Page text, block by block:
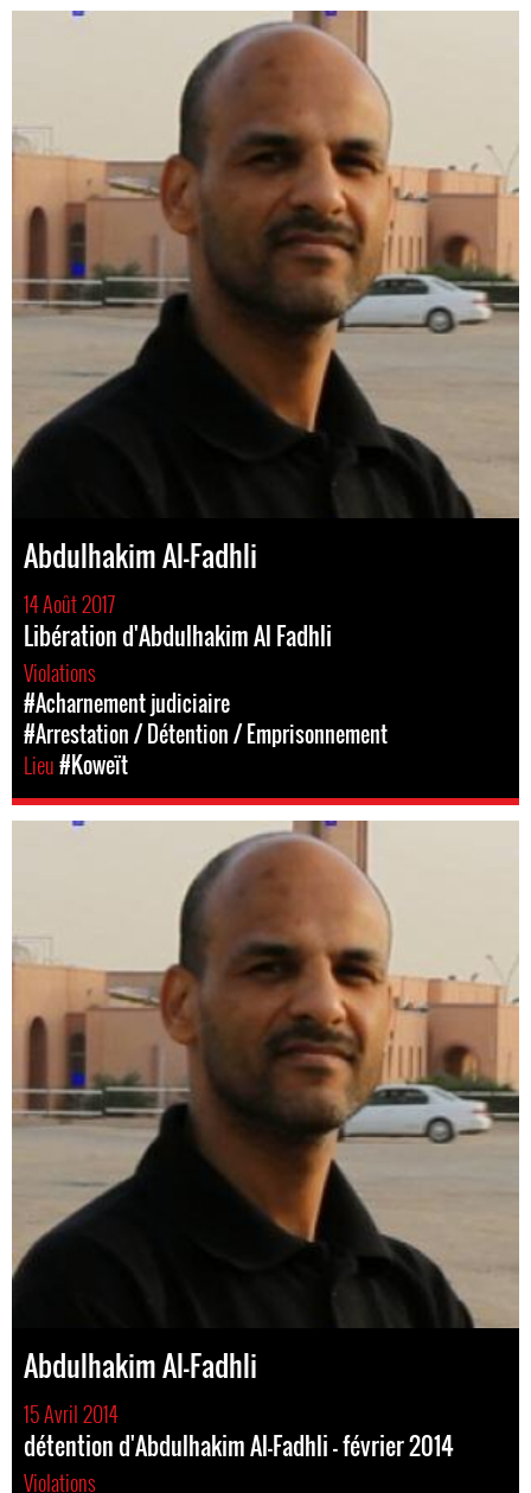
Abdulhakim Al-Fadhli
14 Août 2017
Libération d'Abdulhakim Al Fadhli
Violations
#Acharnement judiciaire
#Arrestation / Détention / Emprisonnement
Lieu#Koweït
Abdulhakim Al-Fadhli
15 Avril 2014
détention d'Abdulhakim Al-Fadhli - février 2014
Violations